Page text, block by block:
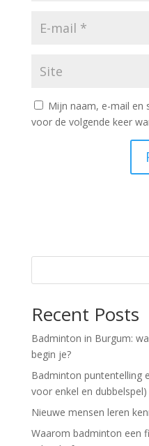
Mijn naam, e-mail en
voor de volgende keer
e
:
Recent Posts
Badminton in Burgum:
begin je?
Badminton puntentelling
voor enkel en dubbelspel)
Nieuwe mensen leren
Waarom badminton een